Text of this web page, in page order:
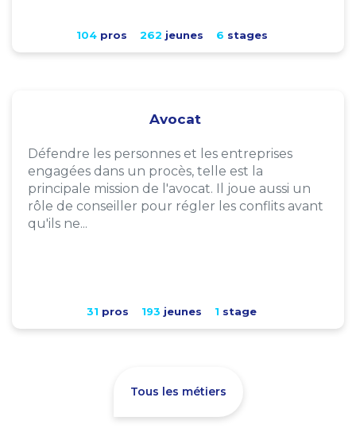
104pros 262 jeunes 6 stages
Avocat
Défendre les personnes et les entreprises
engagées dans un procès, telle est la
principale mission de l'avocat. Il joue aussi un
rôle de conseiller pour régler les conflits avant
qu'ils ne...
31 pros 193 jeunes 1 stage
Tous les métiers